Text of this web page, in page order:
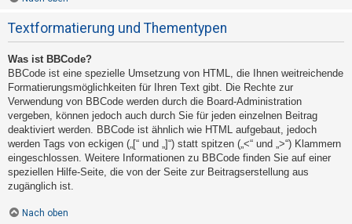
Textformatierung und Thementypen
Was ist BBCode?
BBCode ist eine spezielle Umsetzung von HTML, die Ihnen weitreichende
Formatierungsmöglichkeiten für Ihren Text gibt. Die Rechte zur
Verwendung von BBCode werden durch die Board-Administration
vergeben, können jedoch auch durch Sie für jeden einzelnen Beitrag
deaktiviert werden. BBCode ist ähnlich wie HTML aufgebaut, jedoch
werden Tags von eckigen („[“ und „]“) statt spitzen („<“ und „>“) Klammern
eingeschlossen. Weitere Informationen zu BBCode finden Sie auf einer
speziellen Hilfe-Seite, die von der Seite zur Beitragserstellung aus
zugänglich ist.
Nach oben